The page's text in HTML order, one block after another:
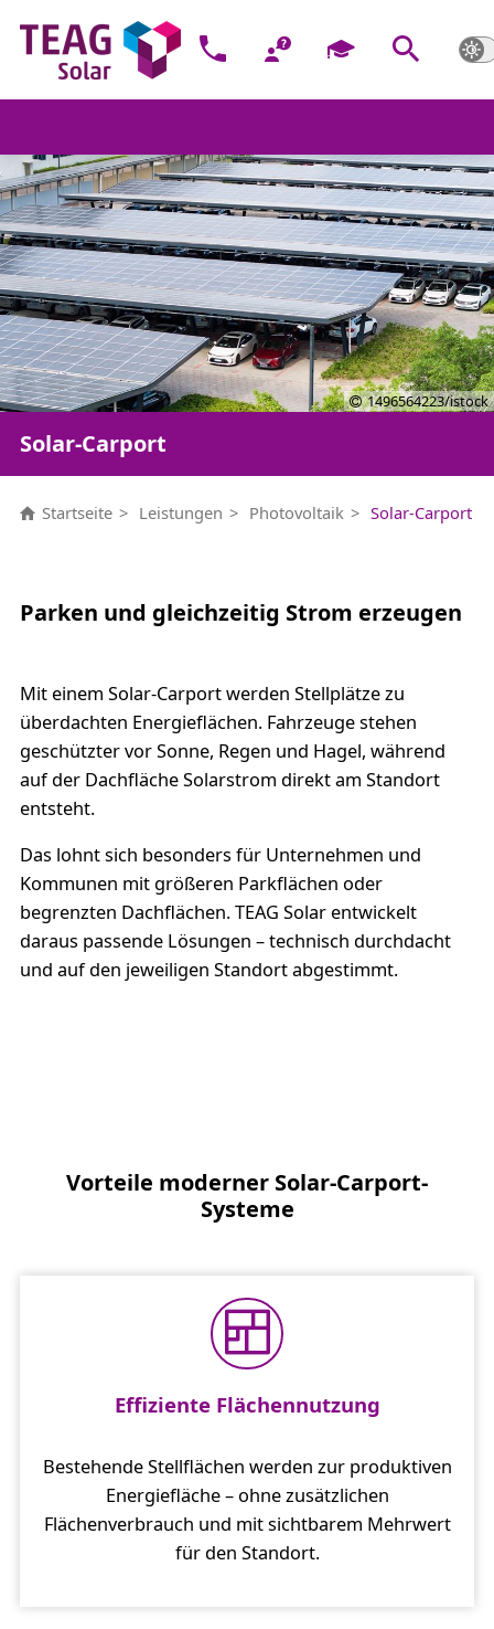
1496564223/istock
Solar-Carport
Startseite Leistungen Photovoltaik Solar-Carport
Parken und gleichzeitig Strom erzeugen
Mit einem Solar-Carport werden Stellplätze zu
überdachten Energieflächen. Fahrzeuge stehen
geschützter vor Sonne, Regen und Hagel, während
auf der Dachfläche Solarstrom direkt am Standort
entsteht.
Das lohnt sich besonders für Unternehmen und
Kommunen mit größeren Parkflächen oder
begrenzten Dachflächen. TEAG Solar entwickelt
daraus passende Lösungen – technisch durchdacht
und auf den jeweiligen Standort abgestimmt.
Vorteile moderner Solar-Carport-
Systeme
Effiziente Flächennutzung
Bestehende Stellflächen werden zur produktiven
Energiefläche – ohne zusätzlichen
Flächenverbrauch und mit sichtbarem Mehrwert
für den Standort.